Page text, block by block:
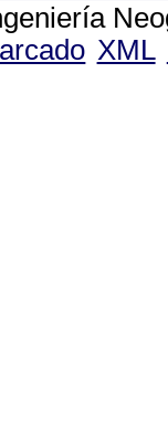
XML